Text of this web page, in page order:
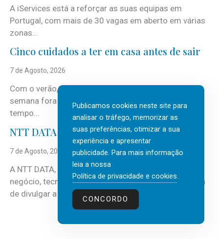
A iServices está a reforçar as suas equipas em
Portugal, com mais de 30 vagas em aberto em várias
zonas...
Cinco cuidados a ter em casa antes de sair
7 de Agosto, 2026
Com o verão, chegam também as férias, os fins-de-
semana fora e os dias em que a casa fica mais
tempo...
NTT DATA Insurtech Global Outlook 2026
7 de Agosto, 2026
A NTT DATA, consultora global em serviços de
negócio, tecnologia e inteligência artificial (IA), acaba
de divulgar a mais recente...
Publicamos cookies neste site para
analisar o tráfego, memorizar as
suas preferências, otimizar a sua
experiência e apresentar
publicidade. Para mais informação
leia a nossa
Política de privacidade e cookies.
CONCORDO